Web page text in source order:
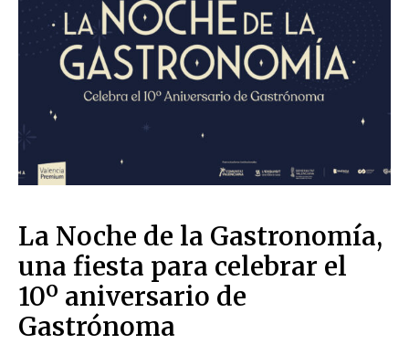
La Noche de la Gastronomía,
una fiesta para celebrar el
10º aniversario de
Gastrónoma